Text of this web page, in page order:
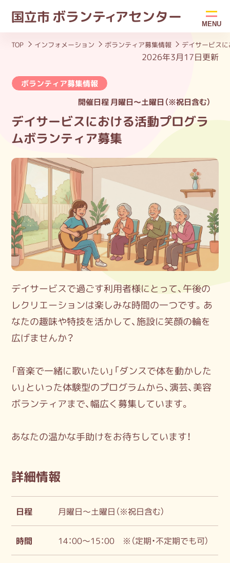
国立市 ボランティアセンター MENU
TOP インフォメーション ボランティア募集情報 デイサービス
2026年3月17日更新
ボランティア募集情報
開催日程月曜日～土曜日（※祝日含む）
デイサービスにおける活動プログラ
ムボランティア募集
デイサービスで過ごす利用者様にとって、午後の
レクリエーションは楽しみな時間の一つです。あ
なたの趣味や特技を活かして、施設に笑顔の輪を
広げませんか？
「音楽で一緒に歌いたい」「ダンスで体を動かした
い」といった体験型のプログラムから、演芸、美容
ボランティアまで、幅広く募集しています。
あなたの温かな手助けをお待ちしています！
詳細情報
日程 月曜日～土曜日（※祝日含む）
時間 14：00～15：00 ※（定期・不定期でも可）